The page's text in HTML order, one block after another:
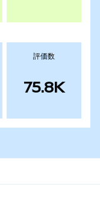
評価数
75.8K